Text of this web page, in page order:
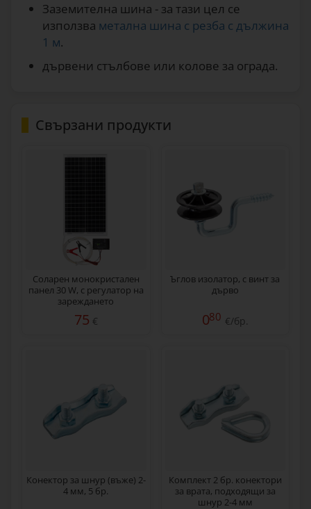
Заземителна шина - за тази цел се
използва метална шина с резба с дължина
1 м.
дървени стълбове или колове за ограда.
Свързани продукти
Соларен монокристален
панел 30 W, с регулатор на
зареждането
75 €
Ъглов изолатор, с винт за
дърво
080 €/бр.
Конектор за шнур (въже) 2-
4 мм, 5 бр.
Комплект 2 бр. конектори
за врата, подходящи за
шнур 2-4 мм